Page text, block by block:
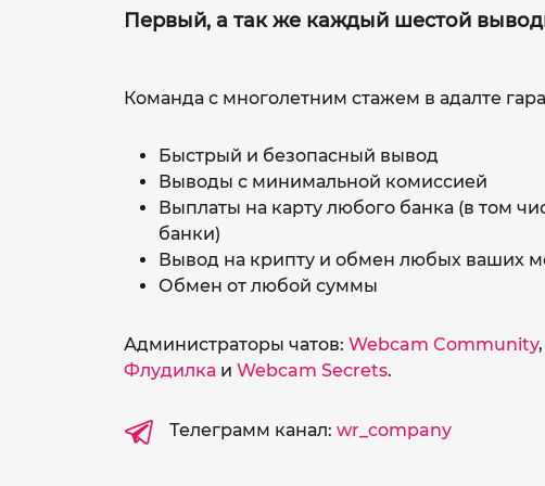
Первый, а так же каждый шестой
Команда с многолетним стажем в адалте
Быстрый и безопасный вывод
Выводы с минимальной комиссией
Выплаты на карту любого банка (в том
банки)
Вывод на крипту и обмен любых ваших
Обмен от любой суммы
Администраторы чатов: Webcam Community,
Флудилка и Webcam Secrets.
Телеграмм канал: wr_company